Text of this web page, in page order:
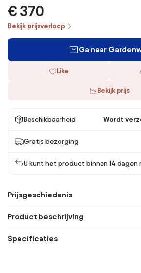
€ 370
Bekijk prijsverloop
Ga naar
Like
Bekijk prijs
Beschikbaarheid Wordt
Gratis bezorging
U kunt het product binnen 14 dagen
Prijsgeschiedenis
Product beschrijving
Specificaties